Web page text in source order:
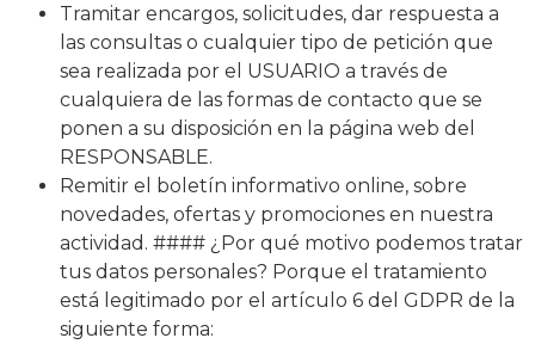
Tramitar encargos, solicitudes, dar respuesta a
las consultas o cualquier tipo de petición que
sea realizada por el USUARIO a través de
cualquiera de las formas de contacto que se
ponen a su disposición en la página web del
RESPONSABLE.
Remitir el boletín informativo online, sobre
novedades, ofertas y promociones en nuestra
actividad. #### ¿Por qué motivo podemos tratar
tus datos personales? Porque el tratamiento
está legitimado por el artículo 6 del GDPR de la
siguiente forma: